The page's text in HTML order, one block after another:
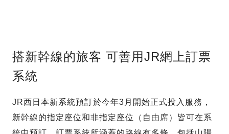
搭新幹線的旅客 可善用JR網上訂票
系統
JR西日本新系統預訂於今年3月開始正式投入服務，
新幹線的指定座位和非指定座位（自由席）皆可在系